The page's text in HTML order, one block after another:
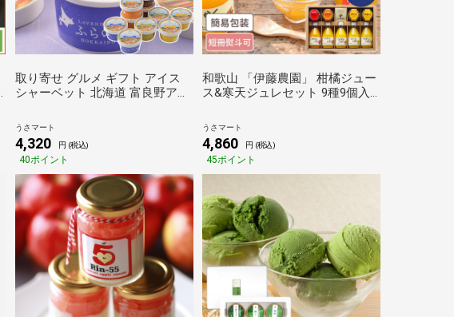
取り寄せ グルメ ギフト アイス
シャーベット 北海道 富良野アイ
うさマート
4,320 円 (税込)
40ポイント
和歌山 「伊藤農園」 柑橘ジュー
ス&寒天ジュレセット 9種9個入
ース セット ギフト
うさマート
4,860 円 (税込)
45ポイント